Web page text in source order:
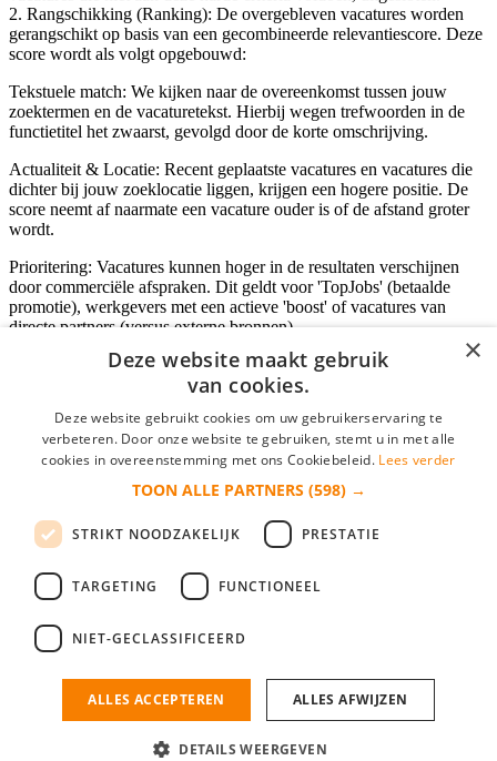
2. Rangschikking (Ranking): De overgebleven vacatures worden
gerangschikt op basis van een gecombineerde relevantiescore. Deze
score wordt als volgt opgebouwd:
Tekstuele match: We kijken naar de overeenkomst tussen jouw
zoektermen en de vacaturetekst. Hierbij wegen trefwoorden in de
functietitel het zwaarst, gevolgd door de korte omschrijving.
Actualiteit & Locatie: Recent geplaatste vacatures en vacatures die
dichter bij jouw zoeklocatie liggen, krijgen een hogere positie. De
score neemt af naarmate een vacature ouder is of de afstand groter
wordt.
Prioritering: Vacatures kunnen hoger in de resultaten verschijnen
door commerciële afspraken. Dit geldt voor 'TopJobs' (betaalde
promotie), werkgevers met een actieve 'boost' of vacatures van
directe partners (versus externe bronnen).
Inloggen als bedrijf
*
login gegevens onthouden
login
Bedrijf aanmelden
nieuwe collega/werknemer zo gevonden!
×
Deze website maakt gebruik
van cookies.
Deze website gebruikt cookies om uw gebruikerservaring te
verbeteren. Door onze website te gebruiken, stemt u in met alle
cookies in overeenstemming met ons Cookiebeleid. Lees verder
TOON ALLE PARTNERS (598) →
STRIKT NOODZAKELIJK PRESTATIE
TARGETING FUNCTIONEEL
NIET-GECLASSIFICEERD
ALLES ACCEPTEREN ALLES AFWIJZEN
DETAILS WEERGEVEN